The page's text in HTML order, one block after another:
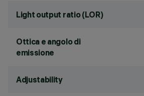
Light output ratio (LOR)
Ottica e angolo di
emissione
Adjustability